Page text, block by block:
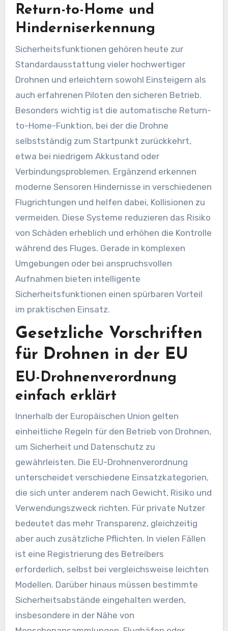
Return-to-Home und
Hinderniserkennung
Sicherheitsfunktionen gehören heute zur
Standardausstattung vieler hochwertiger
Drohnen und erleichtern sowohl Einsteigern als
auch erfahrenen Piloten den sicheren Betrieb.
Besonders wichtig ist die automatische Return-
to-Home-Funktion, bei der die Drohne
selbstständig zum Startpunkt zurückkehrt,
etwa bei niedrigem Akkustand oder
Verbindungsproblemen. Ergänzend erkennen
moderne Sensoren Hindernisse in verschiedenen
Flugrichtungen und helfen dabei, Kollisionen zu
vermeiden. Diese Systeme reduzieren das Risiko
von Schäden erheblich und erhöhen die Kontrolle
während des Fluges. Gerade in komplexen
Umgebungen oder bei anspruchsvollen
Aufnahmen bieten intelligente
Sicherheitsfunktionen einen spürbaren Vorteil
im praktischen Einsatz.
Gesetzliche Vorschriften
für Drohnen in der EU
EU-Drohnenverordnung
einfach erklärt
Innerhalb der Europäischen Union gelten
einheitliche Regeln für den Betrieb von Drohnen,
um Sicherheit und Datenschutz zu
gewährleisten. Die EU-Drohnenverordnung
unterscheidet verschiedene Einsatzkategorien,
die sich unter anderem nach Gewicht, Risiko und
Verwendungszweck richten. Für private Nutzer
bedeutet das mehr Transparenz, gleichzeitig
aber auch zusätzliche Pflichten. In vielen Fällen
ist eine Registrierung des Betreibers
erforderlich, selbst bei vergleichsweise leichten
Modellen. Darüber hinaus müssen bestimmte
Sicherheitsabstände eingehalten werden,
insbesondere in der Nähe von